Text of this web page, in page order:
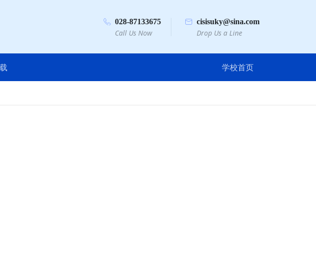
028-87133675
Call Us Now
cisisuky@sina.com
Drop Us a Line
学校首页